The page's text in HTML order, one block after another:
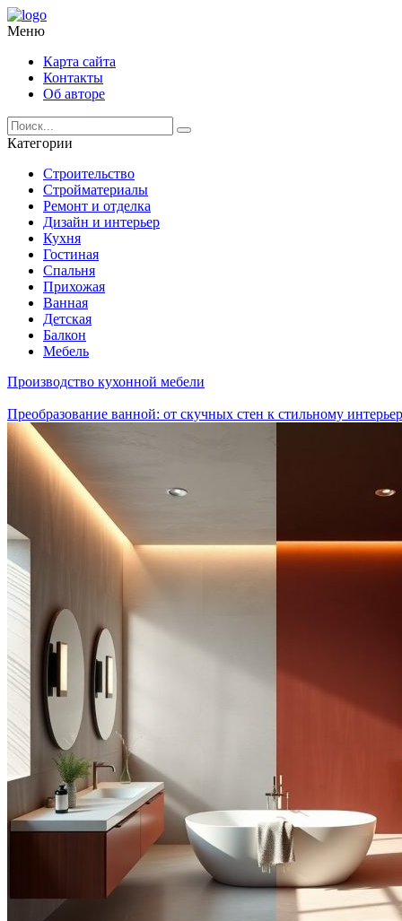
Меню
Карта сайта
Контакты
Об авторе
Категории
Строительство
Стройматериалы
Ремонт и отделка
Дизайн и интерьер
Кухня
Гостиная
Спальня
Прихожая
Ванная
Детская
Балкон
Мебель
Производство кухонной мебели
Преобразование ванной: от скучных стен к стильному